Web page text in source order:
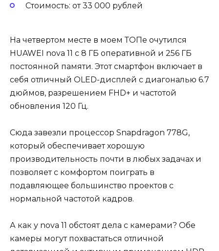
Стоимость: от 33 000 рублей
На четвертом месте в моем ТОПе очутился
HUAWEI nova 11 с 8 ГБ оперативной и 256 ГБ
постоянной памяти. Этот смартфон включает в
себя отличный OLED-дисплей с диагональю 6.7
дюймов, разрешением FHD+ и частотой
обновления 120 Гц.
Сюда завезли процессор Snapdragon 778G,
который обеспечивает хорошую
производительность почти в любых задачах и
позволяет с комфортом поиграть в
подавляющее большинство проектов с
нормальной частотой кадров.
А как у nova 11 обстоят дела с камерами? Обе
камеры могут похвастаться отличной